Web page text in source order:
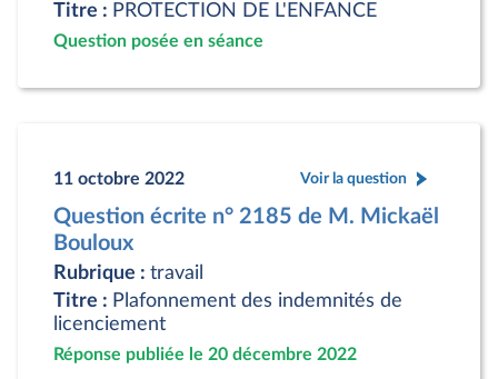
Titre : PROTECTION DE L'ENFANCE
Question posée en séance
11 octobre 2022 Voir la question
Question écrite n° 2185 de M. Mickaël
Bouloux
Rubrique : travail
Titre : Plafonnement des indemnités de
licenciement
Réponse publiée le 20 décembre 2022